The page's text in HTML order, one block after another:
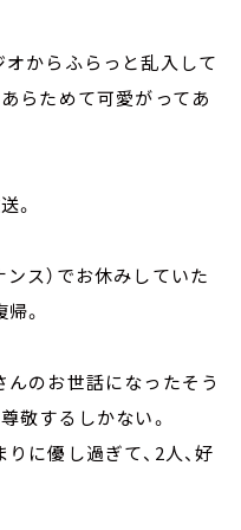
オからふらっと乱入して
らためて可愛がってあ
。
ス）でお休みしていた
。
んのお世話になったそう
敬するしかない。
に優し過ぎて、2人、好